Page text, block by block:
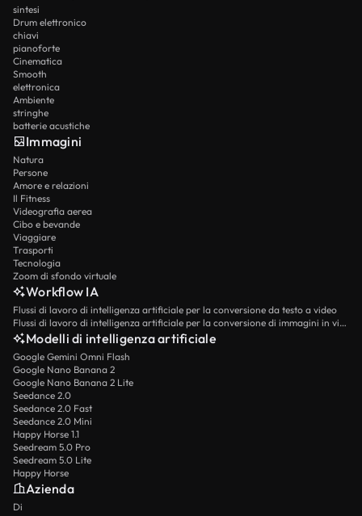
sintesi
Drum elettronico
chiavi
pianoforte
Cinematica
Smooth
elettronica
Ambiente
stringhe
batterie acustiche
Immagini
Natura
Persone
Amore e relazioni
Il Fitness
Videografia aerea
Cibo e bevande
Viaggiare
Trasporti
Tecnologia
Zoom di sfondo virtuale
Workflow IA
Flussi di lavoro di intelligenza artificiale per la conversione da testo a video
Flussi di lavoro di intelligenza artificiale per la conversione di immagini in video
Modelli di intelligenza artificiale
Google Gemini Omni Flash
Google Nano Banana 2
Google Nano Banana 2 Lite
Seedance 2.0
Seedance 2.0 Fast
Seedance 2.0 Mini
Happy Horse 1.1
Seedream 5.0 Pro
Seedream 5.0 Lite
Happy Horse
Azienda
Di